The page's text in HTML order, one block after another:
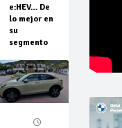
e:HEV… De
lo mejor en
su
segmento